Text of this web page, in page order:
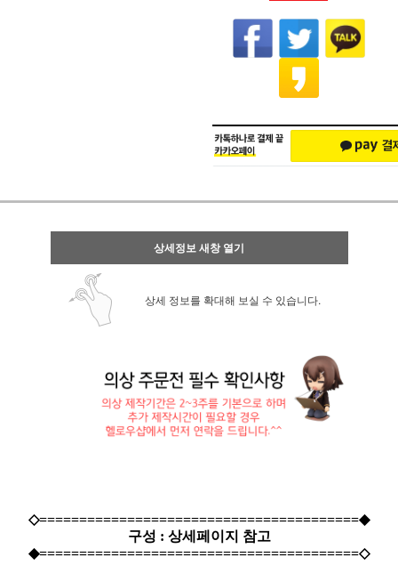
상세정보 새창 열기
상세 정보를 확대해 보실 수 있습니다.
◇========================================◆
구성 : 상세페이지 참고
◆========================================◇